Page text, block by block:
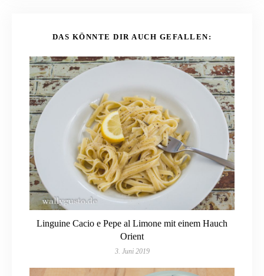
DAS KÖNNTE DIR AUCH GEFALLEN:
Linguine Cacio e Pepe al Limone mit einem Hauch
Orient
3. Juni 2019